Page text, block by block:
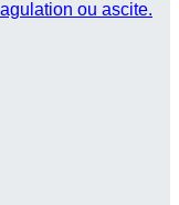
ou ascite.